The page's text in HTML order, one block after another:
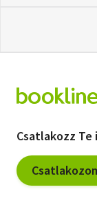
Csatlakozz